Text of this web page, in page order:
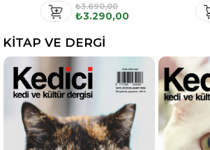
₺3.290,00 ₺6.190,00
₺6.790,00
KİTAP VE DERGİ